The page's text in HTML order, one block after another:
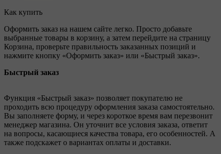
Как купить
Оформить заказ на нашем сайте легко. Просто добавьте
выбранные товары в корзину, а затем перейдите на страницу
Корзина, проверьте правильность заказанных позиций и
нажмите кнопку «Оформить заказ» или «Быстрый заказ».
Быстрый заказ
Функция «Быстрый заказ» позволяет покупателю не
проходить всю процедуру оформления заказа самостоятельно.
Вы заполняете форму, и через короткое время вам перезвонит
менеджер магазина. Он уточнит все условия заказа, ответит
на вопросы, касающиеся качества товара, его особенностей. А
также подскажет о вариантах оплаты и доставки.